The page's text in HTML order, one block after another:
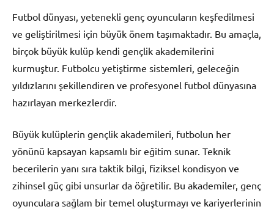
Futbol dünyası, yetenekli genç oyuncuların keşfedilmesi
ve geliştirilmesi için büyük önem taşımaktadır. Bu amaçla,
birçok büyük kulüp kendi gençlik akademilerini
kurmuştur. Futbolcu yetiştirme sistemleri, geleceğin
yıldızlarını şekillendiren ve profesyonel futbol dünyasına
hazırlayan merkezlerdir.
Büyük kulüplerin gençlik akademileri, futbolun her
yönünü kapsayan kapsamlı bir eğitim sunar. Teknik
becerilerin yanı sıra taktik bilgi, fiziksel kondisyon ve
zihinsel güç gibi unsurlar da öğretilir. Bu akademiler, genç
oyunculara sağlam bir temel oluşturmayı ve kariyerlerinin